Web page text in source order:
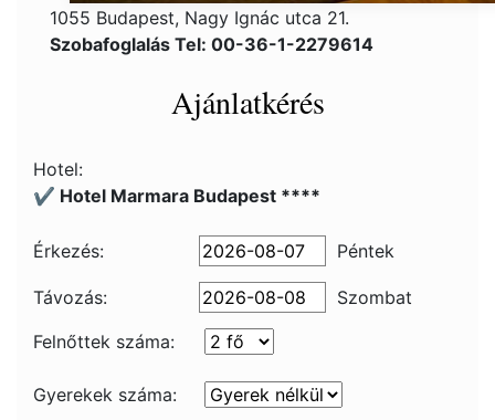
1055 Budapest, Nagy Ignác utca 21.
Szobafoglalás Tel: 00-36-1-2279614
Ajánlatkérés
Hotel:
✔️ Hotel Marmara Budapest ****
Érkezés: Péntek
Távozás:
Szombat
Felnőttek száma:
Gyerekek száma: